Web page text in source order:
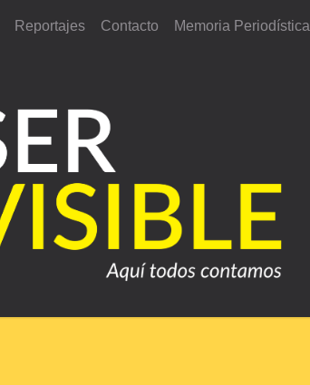
Reportajes Contacto Memoria Periodística